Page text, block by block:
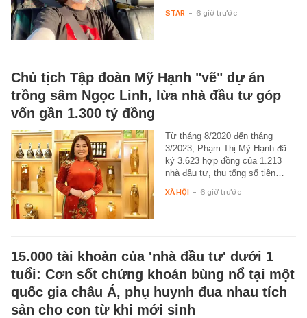
STAR - 6 giờ trước
Chủ tịch Tập đoàn Mỹ Hạnh "vẽ" dự án
trồng sâm Ngọc Linh, lừa nhà đầu tư góp
vốn gần 1.300 tỷ đồng
Từ tháng 8/2020 đến tháng
3/2023, Phạm Thị Mỹ Hạnh đã
ký 3.623 hợp đồng của 1.213
nhà đầu tư, thu tổng số tiền…
XÃ HỘI - 6 giờ trước
15.000 tài khoản của 'nhà đầu tư' dưới 1
tuổi: Cơn sốt chứng khoán bùng nổ tại một
quốc gia châu Á, phụ huynh đua nhau tích
sản cho con từ khi mới sinh